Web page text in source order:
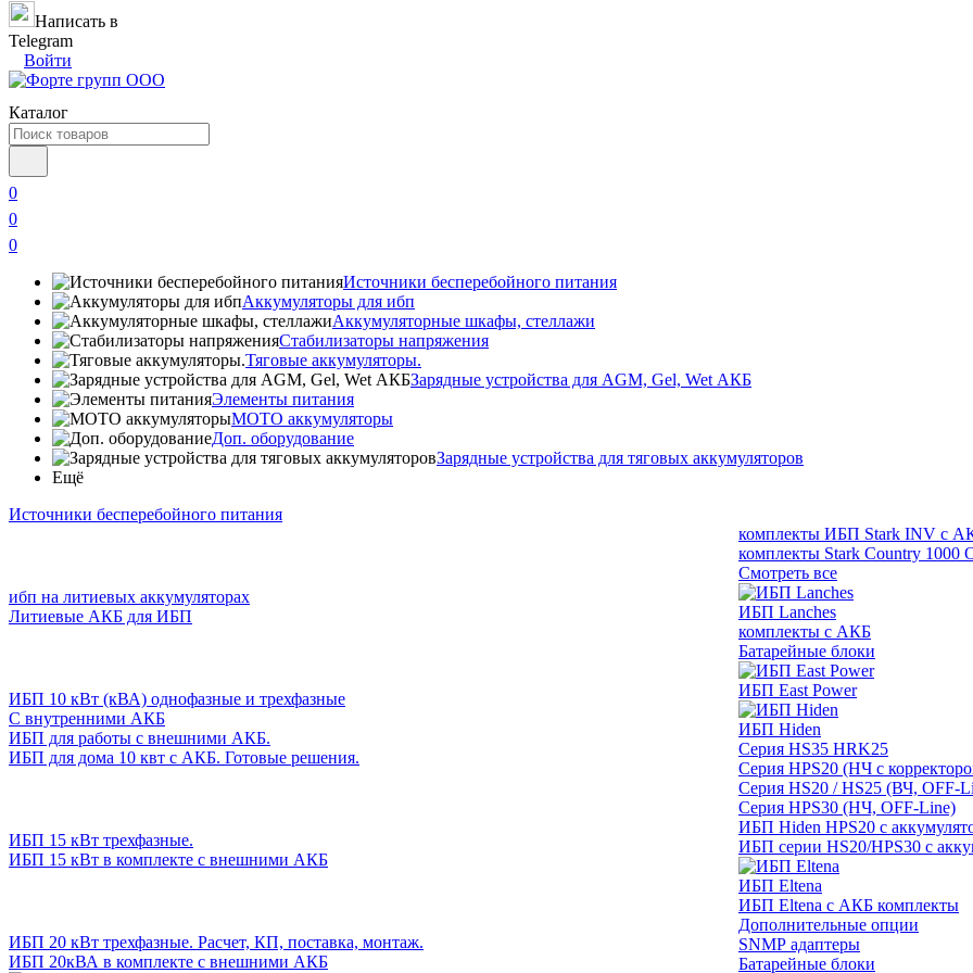
Написать в
Telegram
Войти
Каталог
0
0
0
Источники бесперебойного питания
Аккумуляторы для ибп
Аккумуляторные шкафы, стеллажи
Стабилизаторы напряжения
Тяговые аккумуляторы.
Зарядные устройства для AGM, Gel, Wet АКБ
Элементы питания
МОТО аккумуляторы
Доп. оборудование
Зарядные устройства для тяговых аккумуляторов
Ещё
Источники бесперебойного питания
ибп на литиевых аккумуляторах
Литиевые АКБ для ИБП
ИБП 10 кВт (кВА) однофазные и трехфазные
С внутренними АКБ
ИБП для работы с внешними АКБ.
ИБП для дома 10 квт с АКБ. Готовые решения.
ИБП 15 кВт трехфазные.
ИБП 15 кВт в комплекте с внешними АКБ
ИБП 20 кВт трехфазные. Расчет, КП, поставка, монтаж.
ИБП 20кВА в комплекте с внешними АКБ
комплекты ИБП Stark INV с
комплекты Stark Country 1000
Смотреть все
ИБП Lanches
комплекты с АКБ
Батарейные блоки
ИБП East Power
ИБП Hiden
Серия HS35 HRK25
Серия HPS20 (НЧ с
Серия HS20 / HS25 (ВЧ, OFF-
Серия HPS30 (НЧ, OFF-Line)
ИБП Hiden HPS20 с
ИБП серии HS20/HPS30 с
ИБП Eltena
ИБП Eltena с АКБ комплекты
Дополнительные опции
SNMP адаптеры
Батарейные блоки